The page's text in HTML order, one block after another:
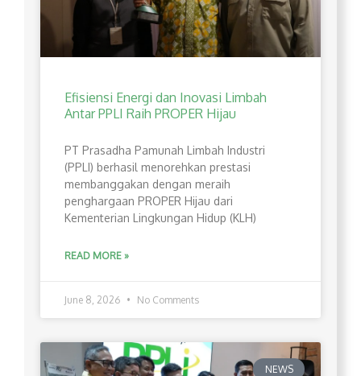
Efisiensi Energi dan Inovasi Limbah
Antar PPLI Raih PROPER Hijau
PT Prasadha Pamunah Limbah Industri
(PPLI) berhasil menorehkan prestasi
membanggakan dengan meraih
penghargaan PROPER Hijau dari
Kementerian Lingkungan Hidup (KLH)
READ MORE »
June 8, 2026 No Comments
NEWS